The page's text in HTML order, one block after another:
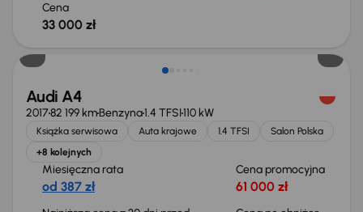
Cena
33 000 zł
Audi A4
201782 199 kmBenzyna1.4 TFSI110 kW
Książka serwisowa Auta krajowe 1.4 TFSI
Salon Polska
+8 kolejnych
Miesięczna rata
od 387 zł
Cena promocyjna
61 000 zł